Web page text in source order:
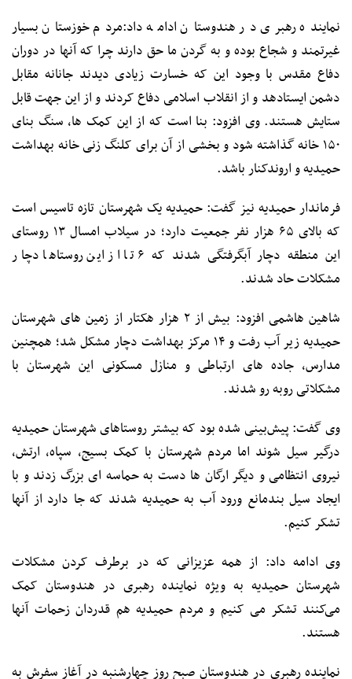
نماینده رهبری در هندوستان ادامه داد:مردم خوزستان بسیار
غیرتمند و شجاع بوده و به گردن ما حق دارند چرا که آنها در دوران
دفاع مقدس با وجود این که خسارت زیادی دیدند جانانه مقابل
دشمن ایستادهد و از انقلاب اسلامی دفاع کردند و از این جهت قابل
ستایش هستند. وی افزود: بنا است که از این کمک ها، سنگ بنای
۱۵۰ خانه گذاشته شود و بخشی از آن برای کلنگ زنی خانه بهداشت
حمیدیه و اروندکنار باشد.
فرماندار حمیدیه نیز گفت: حمیدیه یک شهرستان تازه تاسیس است
که بالای ۶۵ هزار نفر جمعیت دارد؛ در سیلاب امسال ۱۳ روستای
این منطقه دچار آبگرفتگی شدند که ۶ تا از این روستاها دچار
مشکلات حاد شدند.
شاهین هاشمی افزود: بیش از ۲ هزار هکتار از زمین های شهرستان
حمیدیه زیر آب رفت و ۱۴ مرکز بهداشت دچار مشکل شد؛ همچنین
مدارس، جاده های ارتباطی و منازل مسکونی این شهرستان با
مشکلاتی روبه رو شدند.
وی گفت: پیش‌بینی شده بود که بیشتر روستاهای شهرستان حمیدیه
درگیر سیل شوند اما مردم شهرستان با کمک بسیج، سپاه، ارتش،
نیروی انتظامی و دیگر ارگان ها دست به حماسه ای بزرگ زدند و با
ایجاد سیل بندمانع ورود آب به حمیدیه شدند که جا دارد از آنها
تشکر کنیم.
وی ادامه داد: از همه عزیزانی که در برطرف کردن مشکلات
شهرستان حمیدیه به ویژه نماینده رهبری در هندوستان کمک
می‌کنند تشکر می کنیم و مردم حمیدیه هم قدردان زحمات آنها
هستند.
نماینده رهبری در هندوستان صبح روز چهارشنبه در آغاز سفرش به